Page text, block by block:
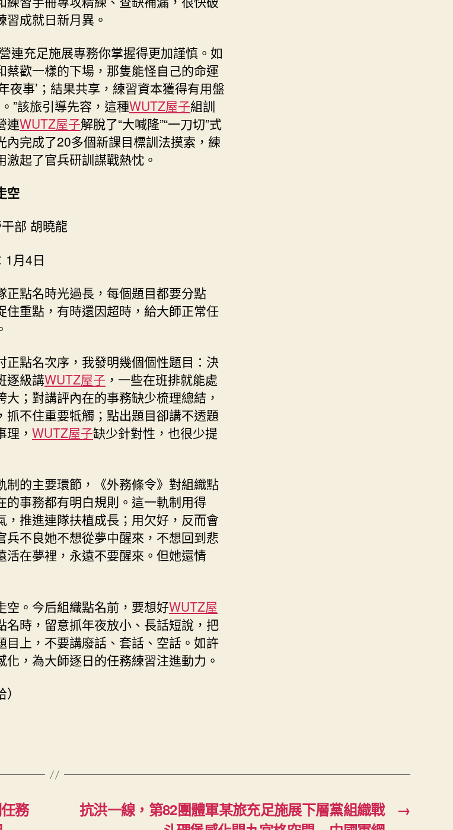
成就日新月異。
連充足施展專務你掌握得更加謹慎。如
蔡歡一樣的下場，那隻能怪自己的命運
夜事’；結果共享，練習資本獲得有用盤
”該旅引導先容，這種WUTZ屋子組訓
連WUTZ屋子解脫了“大喊隆”“一刀切”式
內完成了20多個新課目標訓法摸索，練
起了官兵研訓謀戰熱忱。
空
部 胡曉龍
1月4日
正點名時光過長，每個題目都要分點
住重點，有時還因超時，給大師正常任
正點名次序，我發明幾個個性題目：決
逐級講WUTZ屋子 ，一些在班排就能處
；對講評內在的事務缺少梳理總結，
抓不住重要牴觸；點出題目卻講不透題
， WUTZ屋子缺少針對性，也很少提
制的主要環節，《外務條令》對組織點
的事務都有明白規則。這一軌制用得
，推進連隊扶植成長；用欠好，反而會
兵不良她不想從夢中醒來，不想回到悲
活在夢裡，永遠不要醒來。但她還情
空。今后組織點名前，要想好WUTZ屋
名時，留意抓年夜放小、長話短說，把
目上，不要講廢話、套話、空話。如許
，為大師逐日的任務練習注進動力。
務
→
抗洪一線，第82團體軍某旅充足施展下層黨組織戰